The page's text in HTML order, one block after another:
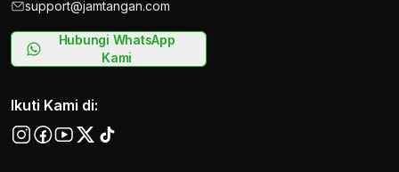
support@jamtangan.com
Hubungi WhatsApp
Kami
Ikuti Kami di: